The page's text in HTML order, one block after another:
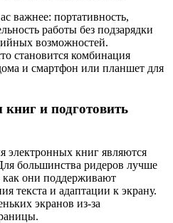
важнее: портативность,
работы без подзарядки
возможностей.
становится комбинация
и смартфон или планшет для
и подготовить
книг являются
большинства ридеров лучше
они поддерживают
текста и адаптации к экрану.
экранов из-за